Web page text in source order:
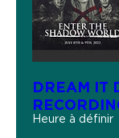
DREAM IT
Heure à définir